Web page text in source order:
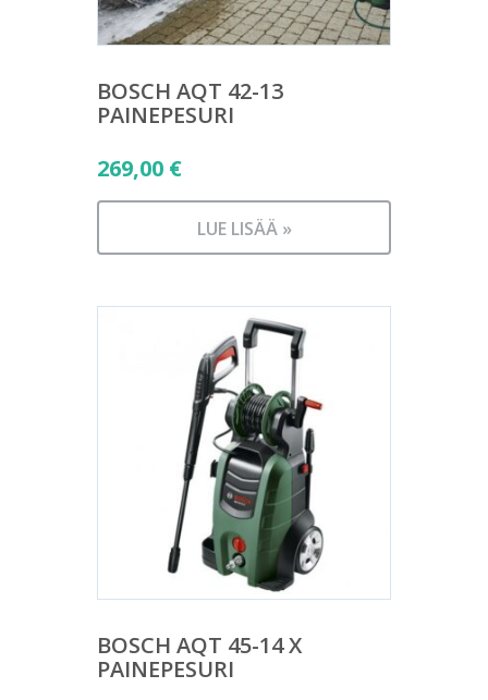
BOSCH AQT 42-13
PAINEPESURI
269,00 €
LUE LISÄÄ »
BOSCH AQT 45-14 X
PAINEPESURI